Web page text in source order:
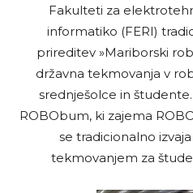
Fakulteti za
informatiko (FERI)
prireditev »Mariborski
državna tekmovanja v
srednješolce in
ROBObum, ki zajema
se tradicionalno
tekmovanjem za